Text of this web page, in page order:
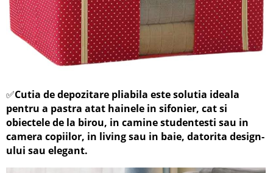
✅Cutia de depozitare pliabila este solutia ideala
pentru a pastra atat hainele in sifonier, cat si
obiectele de la birou, in camine studentesti sau in
camera copiilor, in living sau in baie, datorita design-
ului sau elegant.